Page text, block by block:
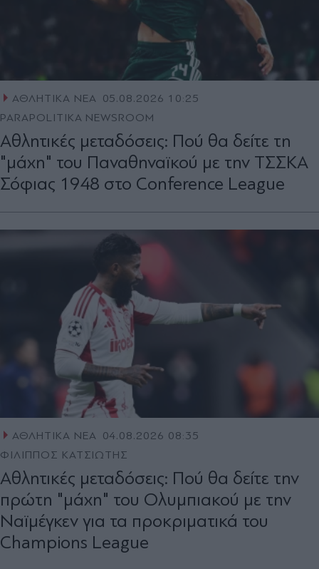
ΑΘΛΗΤΙΚΑ ΝΕΑ
05.08.2026 10:25
PARAPOLITIKA NEWSROOM
Αθλητικές μεταδόσεις: Πού θα δείτε τη
"μάχη" του Παναθηναϊκού με την ΤΣΣΚΑ
Σόφιας 1948 στο Conference League
ΑΘΛΗΤΙΚΑ ΝΕΑ 04.08.2026 08:35
ΦΙΛΙΠΠΟΣ ΚΑΤΣΙΩΤΗΣ
Αθλητικές μεταδόσεις: Πού θα δείτε την
πρώτη "μάχη" του Ολυμπιακού με την
Ναϊμέγκεν για τα προκριματικά του
Champions League